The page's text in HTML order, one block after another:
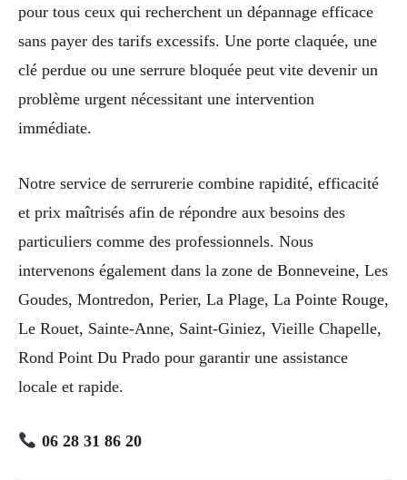
pour tous ceux qui recherchent un dépannage efficace
sans payer des tarifs excessifs. Une porte claquée, une
clé perdue ou une serrure bloquée peut vite devenir un
problème urgent nécessitant une intervention
immédiate.
Notre service de serrurerie combine rapidité, efficacité
et prix maîtrisés afin de répondre aux besoins des
particuliers comme des professionnels. Nous
intervenons également dans la zone de Bonneveine, Les
Goudes, Montredon, Perier, La Plage, La Pointe Rouge,
Le Rouet, Sainte-Anne, Saint-Giniez, Vieille Chapelle,
Rond Point Du Prado pour garantir une assistance
locale et rapide.
06 28 31 86 20